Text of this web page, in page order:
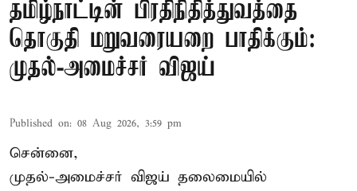
தமிழ்நாட்டின் பிரதிநிதித்துவத்தை
தொகுதி மறுவரையறை பாதிக்கும்:
முதல்-அமைச்சர் விஜய்
Published on: 08 Aug 2026, 3:59 pm
சென்னை,
முதல்-அமைச்சர் விஜய் தலைமையில்